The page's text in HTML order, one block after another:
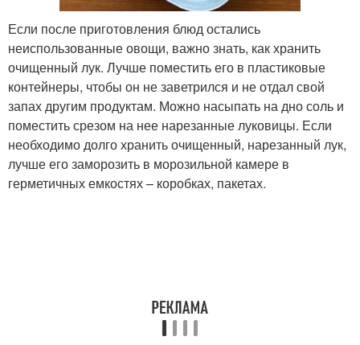
Если после приготовления блюд остались
неиспользованные овощи, важно знать, как хранить
очищенный лук. Лучше поместить его в пластиковые
контейнеры, чтобы он не заветрился и не отдал свой
запах другим продуктам. Можно насыпать на дно соль и
поместить срезом на нее нарезанные луковицы. Если
необходимо долго хранить очищенный, нарезанный лук,
лучше его заморозить в морозильной камере в
герметичных емкостях – коробках, пакетах.